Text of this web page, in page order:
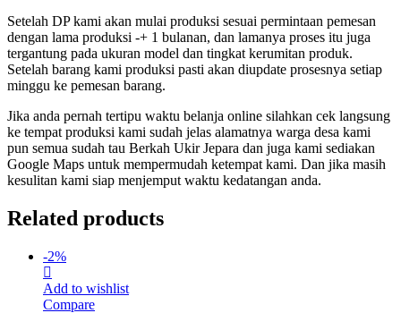
Setelah DP kami akan mulai produksi sesuai permintaan pemesan
dengan lama produksi -+ 1 bulanan, dan lamanya proses itu juga
tergantung pada ukuran model dan tingkat kerumitan produk.
Setelah barang kami produksi pasti akan diupdate prosesnya setiap
minggu ke pemesan barang.
Jika anda pernah tertipu waktu belanja online silahkan cek langsung
ke tempat produksi kami sudah jelas alamatnya warga desa kami
pun semua sudah tau Berkah Ukir Jepara dan juga kami sediakan
Google Maps untuk mempermudah ketempat kami. Dan jika masih
kesulitan kami siap menjemput waktu kedatangan anda.
Related products
-2%
Add to wishlist
Compare